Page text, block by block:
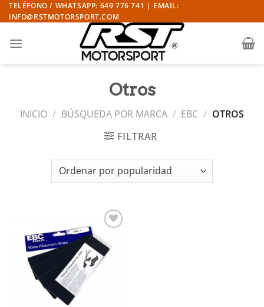
Saltar
al
TELÉFONO / WHATSAPP: 649 776 741 | EMAIL:
INFO@RSTMOTORSPORT.COM
Otros
INICIO / BÚSQUEDA POR MARCA / EBC / OTROS
FILTRAR
Añadir
a la
lista de
deseos